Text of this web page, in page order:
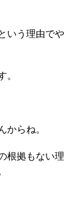
いう理由でや
らね。
根拠もない理